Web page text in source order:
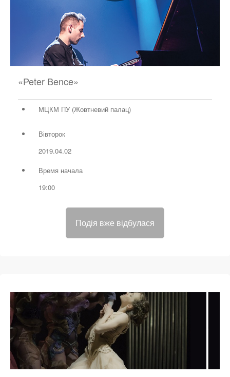
«Peter Bence»
МЦКМ ПУ (Жовтневий палац)
Вівторок
2019.04.02
Время начала
19:00
Подія вже відбулася